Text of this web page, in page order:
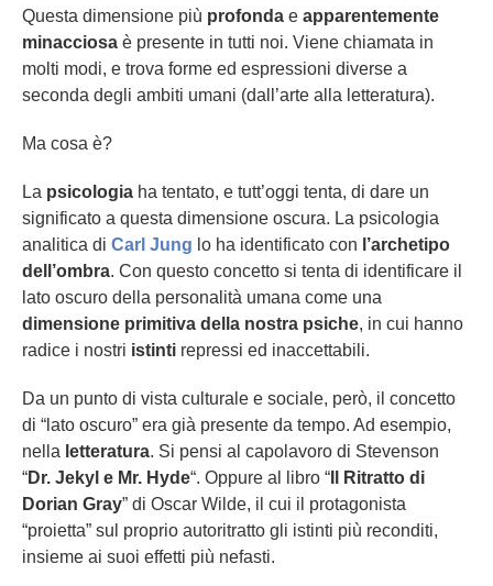
Questa dimensione più profonda e apparentemente
minacciosa è presente in tutti noi. Viene chiamata in
molti modi, e trova forme ed espressioni diverse a
seconda degli ambiti umani (dall’arte alla letteratura).
Ma cosa è?
La psicologia ha tentato, e tutt’oggi tenta, di dare un
significato a questa dimensione oscura. La psicologia
analitica di Carl Jung lo ha identificato con l’archetipo
dell’ombra. Con questo concetto si tenta di identificare il
lato oscuro della personalità umana come una
dimensione primitiva della nostra psiche, in cui hanno
radice i nostri istinti repressi ed inaccettabili.
Da un punto di vista culturale e sociale, però, il concetto
di “lato oscuro” era già presente da tempo. Ad esempio,
nella letteratura. Si pensi al capolavoro di Stevenson
“Dr. Jekyl e Mr. Hyde“. Oppure al libro “ Il Ritratto di
Dorian Gray” di Oscar Wilde, il cui il protagonista
“proietta” sul proprio autoritratto gli istinti più reconditi,
insieme ai suoi effetti più nefasti.